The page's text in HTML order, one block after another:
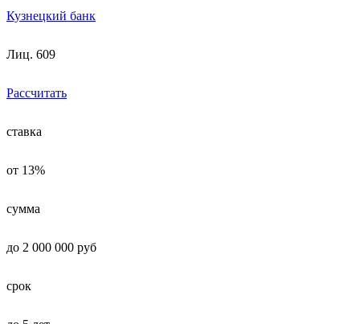
Кузнецкий банк
Лиц. 609
Рассчитать
ставка
от 13%
сумма
до 2 000 000 руб
срок